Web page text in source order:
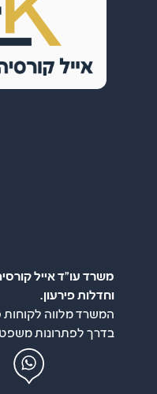
משרד עו"ד אייל
וחדלות פירעון.
המשרד מלווה לקוחות
בדרך לפתרונות